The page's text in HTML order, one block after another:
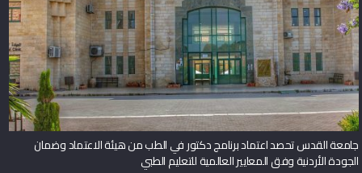
جامعة القدس تحصد اعتماد برنامج دكتور في الطب من هيئة الاعتماد وضمان
الجودة الأردنية وفق المعايير العالمية للتعليم الطبي